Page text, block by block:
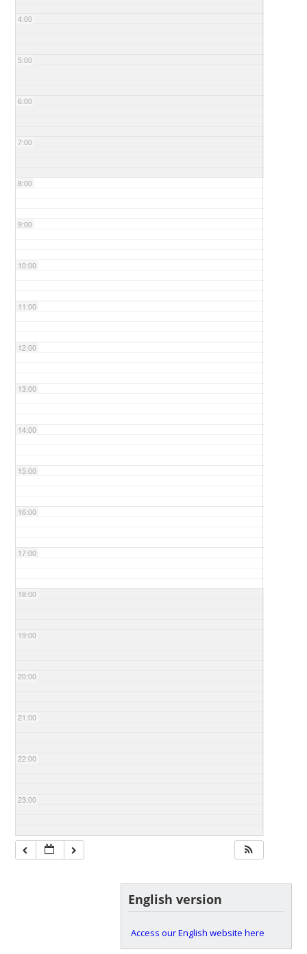
4:00
5:00
6:00
7:00
8:00
9:00
10:00
11:00
12:00
13:00
14:00
15:00
16:00
17:00
18:00
19:00
20:00
21:00
22:00
23:00
English version
Access our English website here